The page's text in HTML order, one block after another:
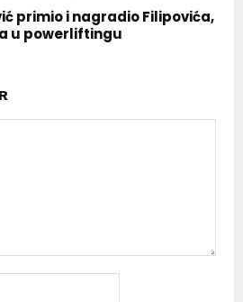
primio i nagradio Filipovića,
u powerliftingu